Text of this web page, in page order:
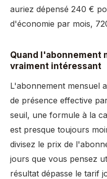
auriez dépensé 240 €
d'économie par mois,
Quand l'abonnement
vraiment intéressant
L'abonnement mensuel
de présence effective
seuil, une formule à la
est presque toujours
divisez le prix de
jours que vous pensez
résultat dépasse le tarif